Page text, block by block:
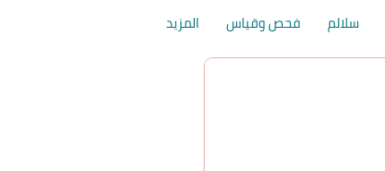
سلالم فحص وقياس المزيد